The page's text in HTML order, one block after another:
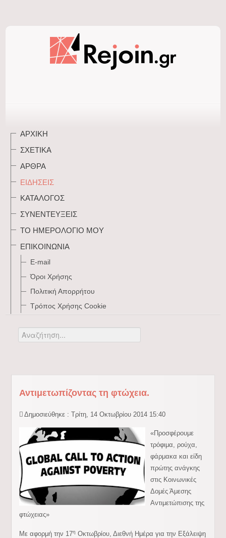
ΑΡΧΙΚΉ
ΣΧΕΤΙΚΆ
ΆΡΘΡΑ
ΕΙΔΉΣΕΙΣ
ΚΑΤΆΛΟΓΟΣ
ΣΥΝΕΝΤΕΎΞΕΙΣ
ΤΟ ΗΜΕΡΟΛΌΓΙΌ ΜΟΥ
ΕΠΙΚΟΙΝΩΝΊΑ
E-mail
Όροι Χρήσης
Πολιτική Απορρήτου
Τρόπος Xρήσης Cookie
Αναζήτηση...
Αντιμετωπίζοντας τη φτώχεια.
Δημοσιεύθηκε : Τρίτη, 14 Οκτωβρίου 2014 15:40
«Προσφέρουμε
τρόφιμα, ρούχα,
φάρμακα και είδη
πρώτης ανάγκης
στις Κοινωνικές
Δομές Άμεσης
Αντιμετώπισης της
φτώχειας»
Με αφορμή την 17η Οκτωβρίου, Διεθνή Ημέρα για την Εξάλειψη